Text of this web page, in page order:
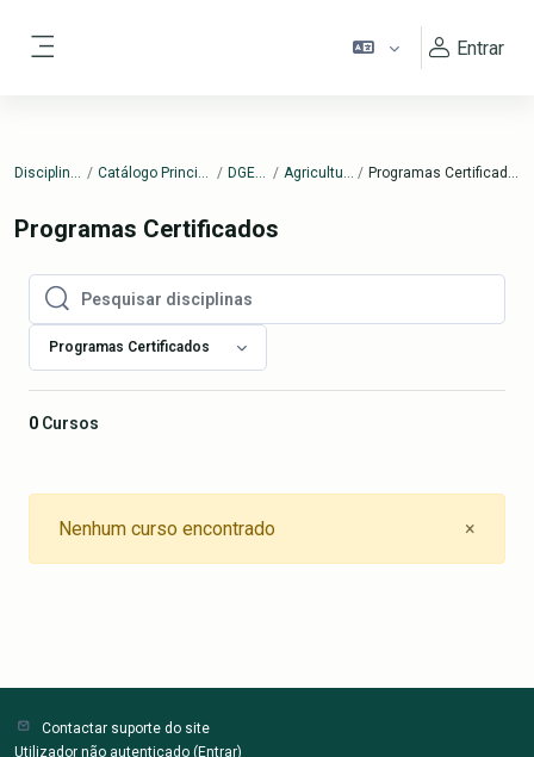
Entrar
Disciplinas Catálogo Principal DGERT Agricultura Programas Certificados
Programas Certificados
Pesquisar disciplinas
Pesquisar disciplinas
Programas Certificados
0 Cursos
×
Nenhum curso encontrado
Contactar suporte do site
Utilizador não autenticado (Entrar)